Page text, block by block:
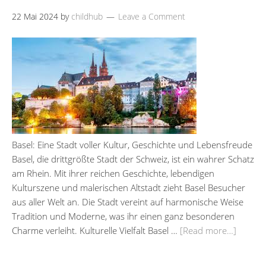
22 Mai 2024 by childhub Leave a Comment
Basel: Eine Stadt voller Kultur, Geschichte und Lebensfreude
Basel, die drittgrößte Stadt der Schweiz, ist ein wahrer Schatz
am Rhein. Mit ihrer reichen Geschichte, lebendigen
Kulturszene und malerischen Altstadt zieht Basel Besucher
aus aller Welt an. Die Stadt vereint auf harmonische Weise
Tradition und Moderne, was ihr einen ganz besonderen
Charme verleiht. Kulturelle Vielfalt Basel … [Read more…]